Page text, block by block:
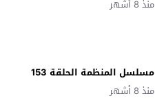
منذ 8 أشهر
مسلسل المنظمة الحلقة 153
منذ 8 أشهر